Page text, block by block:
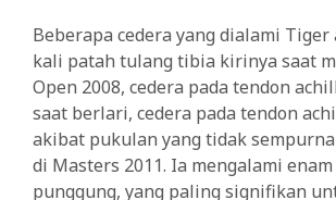
Beberapa cedera yang dialami Tiger
kali patah tulang tibia kirinya saat
Open 2008, cedera pada tendon
saat berlari, cedera pada tendon
akibat pukulan yang tidak
di Masters 2011. Ia mengalami
punggung, yang paling signifikan